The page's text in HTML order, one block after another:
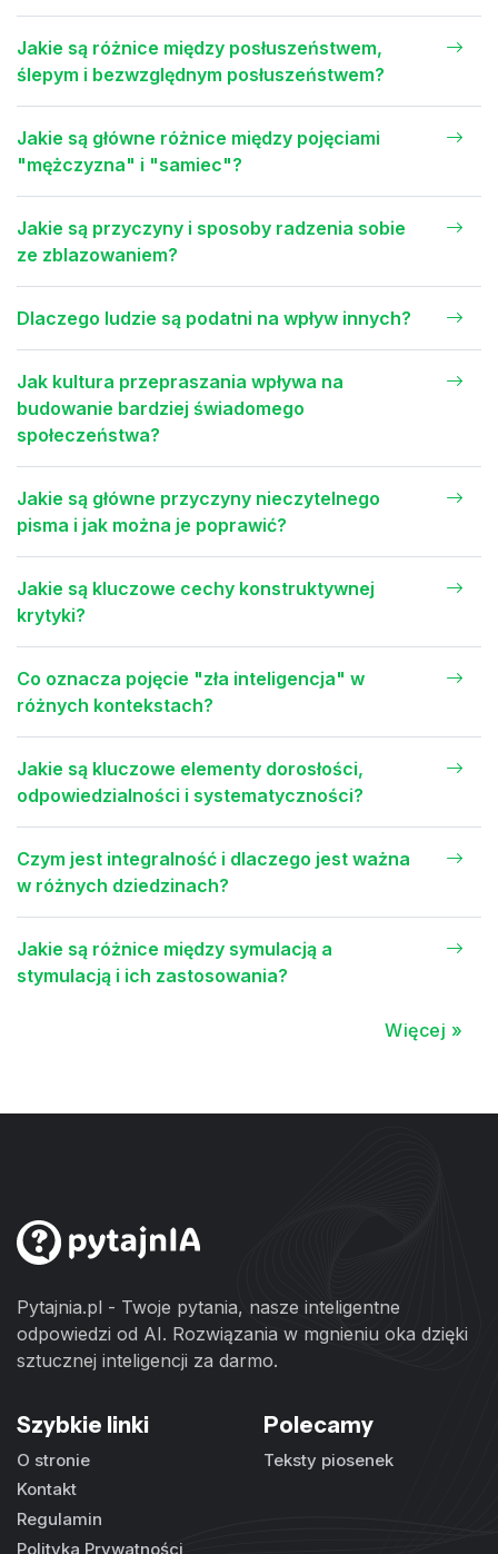
Jakie są różnice między posłuszeństwem,
ślepym i bezwzględnym posłuszeństwem?
Jakie są główne różnice między pojęciami
"mężczyzna" i "samiec"?
Jakie są przyczyny i sposoby radzenia sobie
ze zblazowaniem?
Dlaczego ludzie są podatni na wpływ innych?
Jak kultura przepraszania wpływa na
budowanie bardziej świadomego
społeczeństwa?
Jakie są główne przyczyny nieczytelnego
pisma i jak można je poprawić?
Jakie są kluczowe cechy konstruktywnej
krytyki?
Co oznacza pojęcie "zła inteligencja" w
różnych kontekstach?
Jakie są kluczowe elementy dorosłości,
odpowiedzialności i systematyczności?
Czym jest integralność i dlaczego jest ważna
w różnych dziedzinach?
Jakie są różnice między symulacją a
stymulacją i ich zastosowania?
Więcej »
Pytajnia.pl - Twoje pytania, nasze inteligentne
odpowiedzi od AI. Rozwiązania w mgnieniu oka dzięki
sztucznej inteligencji za darmo.
Szybkie linki
O stronie
Kontakt
Regulamin
Polityka Prywatności
Polecamy
Teksty piosenek